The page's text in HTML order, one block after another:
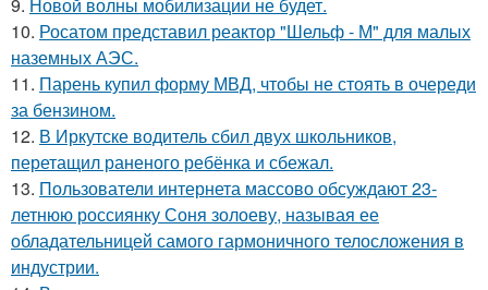
9. Новой волны мобилизации не будет.
10. Росатом представил реактор "Шельф - М" для малых
наземных АЭС.
11. Парень купил форму МВД, чтобы не стоять в очереди
за бензином.
12. В Иркутске водитель сбил двух школьников,
перетащил раненого ребёнка и сбежал.
13. Пользователи интернета массово обсуждают 23-
летнюю россиянку Соня золоеву, называя ее
обладательницей самого гармоничного телосложения в
индустрии.